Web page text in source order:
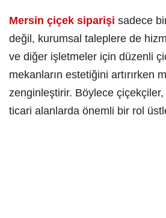
Mersin çiçek siparişi sadece
değil, kurumsal taleplere de
ve diğer işletmeler için düzenli
mekanların estetiğini artırırken
zenginleştirir. Böylece
ticari alanlarda önemli bir rol